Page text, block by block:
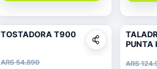
TOSTADORA T900
ARS 54.890
PUNTA
ARS